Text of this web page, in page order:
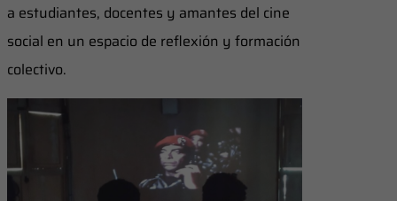
a estudiantes, docentes y amantes del cine
social en un espacio de reflexión y formación
colectivo.